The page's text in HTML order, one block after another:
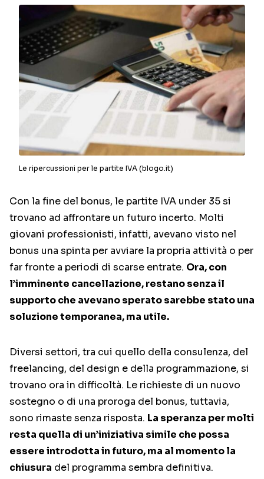
Le ripercussioni per le partite IVA (blogo.it)
Con la fine del bonus, le partite IVA under 35 si
trovano ad affrontare un futuro incerto. Molti
giovani professionisti, infatti, avevano visto nel
bonus una spinta per avviare la propria attività o per
far fronte a periodi di scarse entrate. Ora, con
l’imminente cancellazione, restano senza il
supporto che avevano sperato sarebbe stato una
soluzione temporanea, ma utile.
Diversi settori, tra cui quello della consulenza, del
freelancing, del design e della programmazione, si
trovano ora in difficoltà. Le richieste di un nuovo
sostegno o di una proroga del bonus, tuttavia,
sono rimaste senza risposta. La speranza per molti
resta quella di un’iniziativa simile che possa
essere introdotta in futuro, ma al momento la
chiusura del programma sembra definitiva.